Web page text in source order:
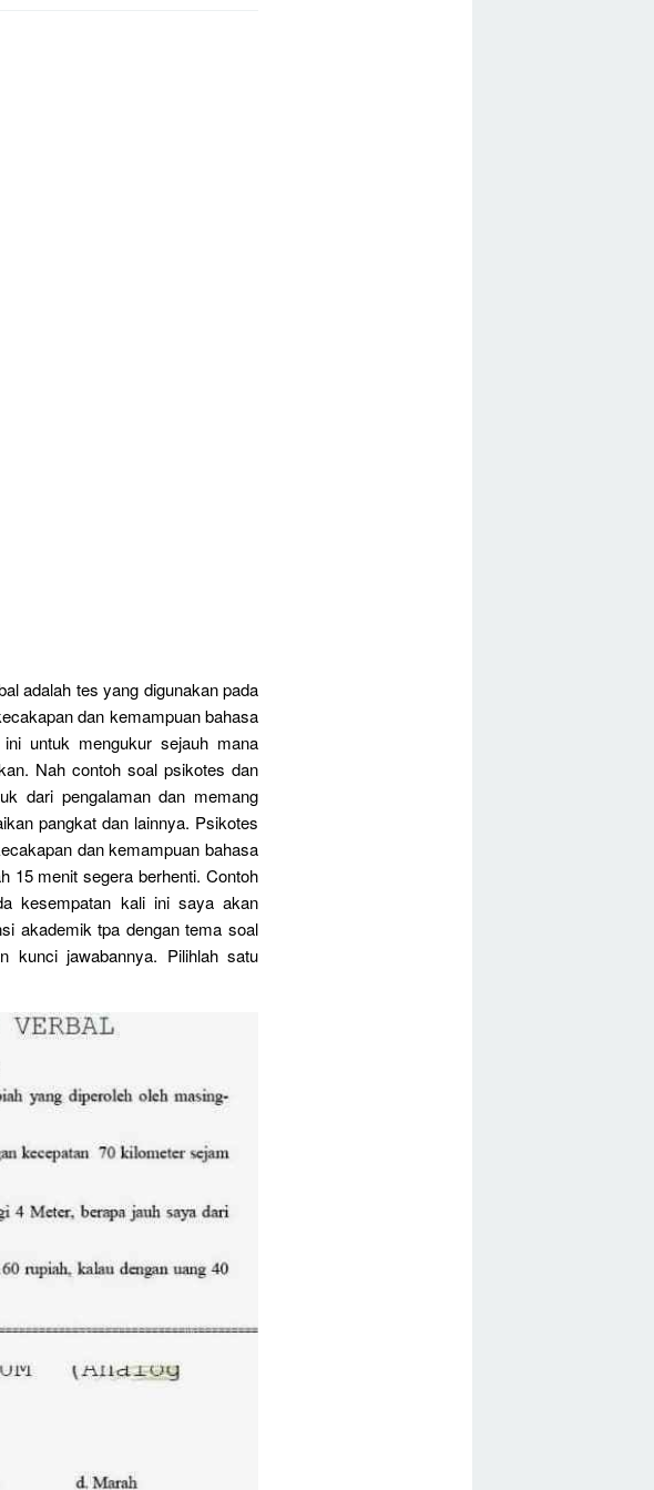
adalah tes yang digunakan pada
dan kemampuan bahasa
untuk mengukur sejauh mana
Nah contoh soal psikotes dan
dari pengalaman dan memang
pangkat dan lainnya. Psikotes
dan kemampuan bahasa
15 menit segera berhenti. Contoh
kesempatan kali ini saya akan
akademik tpa dengan tema soal
kunci jawabannya. Pilihlah satu